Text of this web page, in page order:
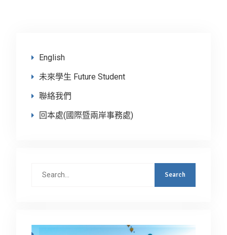
English
未來學生 Future Student
聯絡我們
回本處(國際暨兩岸事務處)